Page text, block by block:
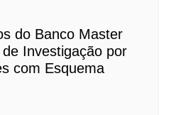
do Banco Master
Investigação por
com Esquema